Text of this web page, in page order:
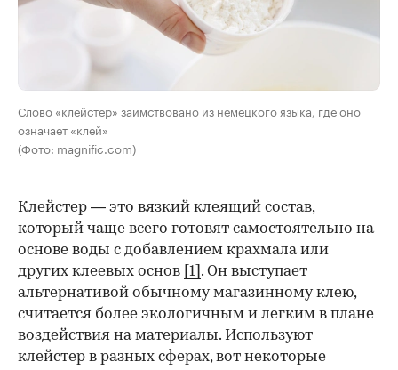
Слово «клейстер» заимствовано из немецкого языка, где оно
означает «клей»
(Фото: magnific.com)
00:00 / 00:00
Клейстер — это вязкий клеящий состав,
который чаще всего готовят самостоятельно на
основе воды с добавлением крахмала или
других клеевых основ [1] . Он выступает
альтернативой обычному магазинному клею,
считается более экологичным и легким в плане
воздействия на материалы. Используют
клейстер в разных сферах, вот некоторые